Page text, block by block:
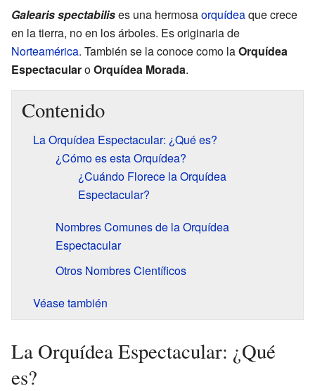
Galearis spectabilises una hermosaorquídeaque crece
en la tierra, no en los árboles. Es originaria de
Norteamérica. También se la conoce como laOrquídea
EspectacularoOrquídea Morada.
Contenido
La Orquídea Espectacular: ¿Qué es?
¿Cómo es esta Orquídea?
¿Cuándo Florece la Orquídea
Espectacular?
Nombres Comunes de la Orquídea
Espectacular
Otros Nombres Científicos
Véase también
La Orquídea Espectacular: ¿Qué
es?